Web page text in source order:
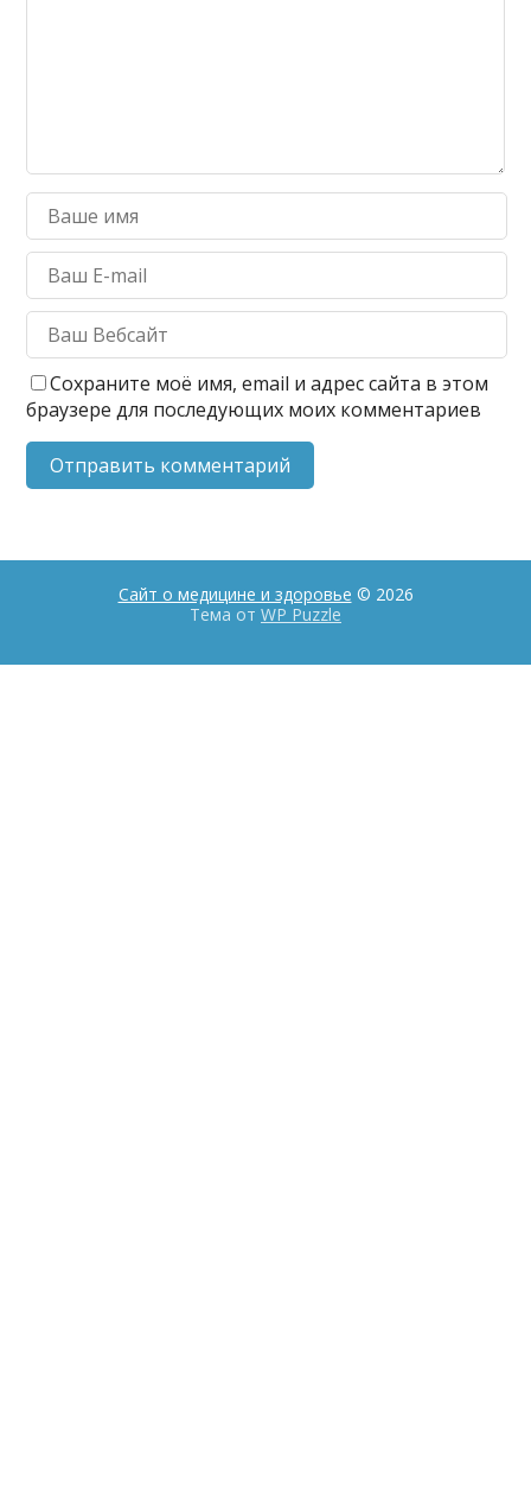
Сохраните моё имя, email и адрес сайта в этом
браузере для последующих моих комментариев
Сайт о медицине и здоровье © 2026
Тема от WP Puzzle